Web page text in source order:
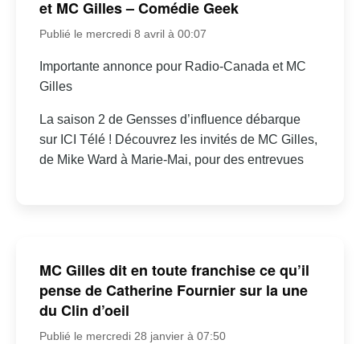
et MC Gilles – Comédie Geek
Publié le mercredi 8 avril à 00:07
Importante annonce pour Radio-Canada et MC
Gilles
La saison 2 de Gensses d’influence débarque
sur ICI Télé ! Découvrez les invités de MC Gilles,
de Mike Ward à Marie-Mai, pour des entrevues
MC Gilles dit en toute franchise ce qu’il
pense de Catherine Fournier sur la une
du Clin d’oeil
Publié le mercredi 28 janvier à 07:50